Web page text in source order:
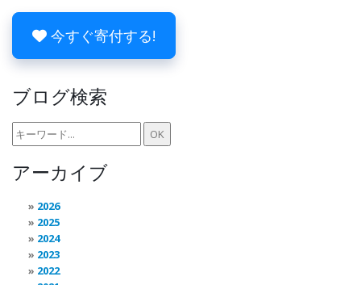
今すぐ寄付する!
ブログ検索
アーカイブ
2026
2025
2024
2023
2022